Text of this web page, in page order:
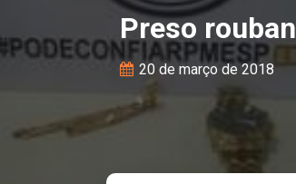
Preso
20 de março de 2018